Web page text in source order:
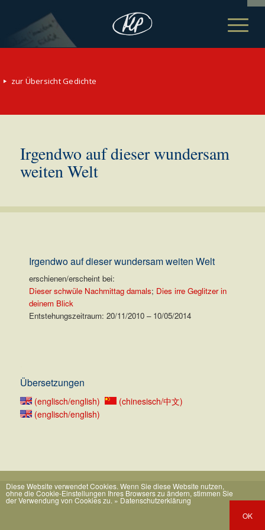
zur Übersicht Gedichte
Irgendwo auf dieser wundersam
weiten Welt
Irgendwo auf dieser wundersam weiten Welt
erschienen/erscheint bei:
Dieser schwüle Nachmittag damals; Dies irre Geglitzer in
deinem Blick
Entstehungszeitraum: 20/11/2010 – 10/05/2014
Übersetzungen
(englisch/english)
(chinesisch/中文)
(englisch/english)
Diese Website verwendet Cookies. Wenn Sie diese Website nutzen,
ohne die Cookie-Einstellungen Ihres Browsers zu ändern, stimmen Sie
der Verwendung von Cookies zu. » Datenschutzerklärung
OK